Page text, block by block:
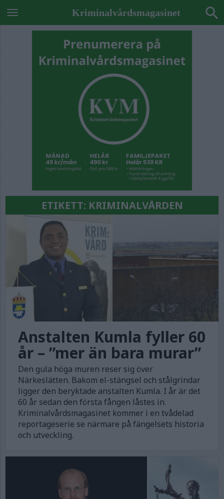
Kriminalvårdsmagasinet
ETIKETT: KRIMINALVÅRDEN
Anstalten Kumla fyller 60
år – ”mer än bara murar”
Den gula höga muren reser sig över
Närkeslätten. Bakom el-stängsel och stålgrindar
ligger den beryktade anstalten Kumla. I år är det
60 år sedan den första fången låstes in.
Kriminalvårdsmagasinet kommer i en tvådelad
reportageserie se närmare på fängelsets historia
och utveckling.